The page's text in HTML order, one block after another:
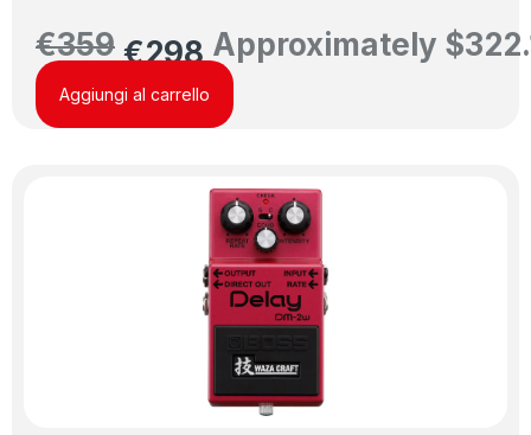
€359 €298 Approximately $
Aggiungi al carrello